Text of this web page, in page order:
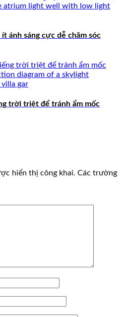
ánh sáng cực dễ chăm sóc
trời triệt để tránh ẩm mốc
hiển thị công khai. Các trường